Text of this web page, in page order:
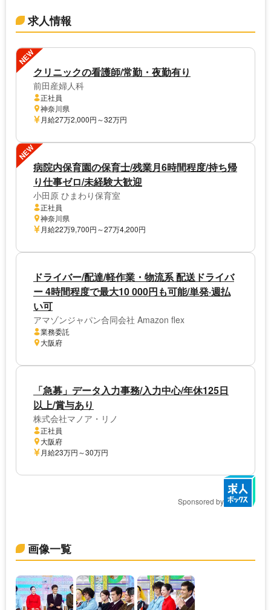
求人情報
NEW
クリニックの看護師/常勤・夜勤有り
前田産婦人科
正社員
神奈川県
月給27万2,000円～32万円
NEW
病院内保育園の保育士/残業月6時間程度/持ち帰
り仕事ゼロ/未経験大歓迎
小田原 ひまわり保育室
正社員
神奈川県
月給22万9,700円～27万4,200円
ドライバー/配達/軽作業・物流系 配送ドライバ
ー 4時間程度で最大10 000円も可能/単発·週払
い可
アマゾンジャパン合同会社 Amazon flex
業務委託
大阪府
「急募」データ入力事務/入力中心/年休125日
以上/賞与あり
株式会社マノア・リノ
正社員
大阪府
月給23万円～30万円
Sponsored by
画像一覧